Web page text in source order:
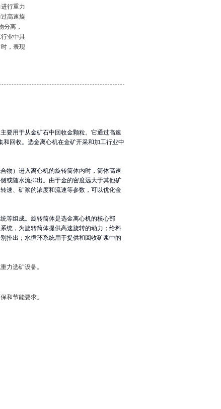
行重力
高速旋
分离，
业中具
，表现
要用于从金矿石中回收金颗粒。它通过高速
回收。选金离心机在金矿开采和加工行业中
物）进入离心机的旋转筒体内时，筒体高速
或随水流排出。由于金的密度远大于其他矿
速、矿浆的浓度和流速等参数，可以优化金
等组成。旋转筒体是选金离心机的核心部
统，为旋转筒体提供高速旋转的动力；给料
排出；水循环系统用于提供和回收矿浆中的
力选矿设备。
和节能要求。